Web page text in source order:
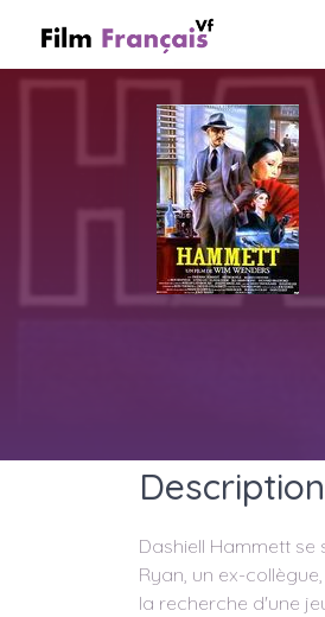
Description
Dashiell Hammett
Ryan, un ex-
la recherche d'une